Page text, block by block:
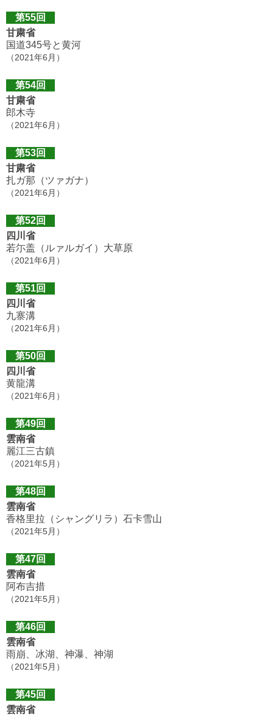
第55回
甘粛省
国道345号と黄河
（2021年6月）
第54回
甘粛省
郎木寺
（2021年6月）
第53回
甘粛省
扎ガ那（ツァガナ）
（2021年6月）
第52回
四川省
若尓盖（ルァルガイ）大草原
（2021年6月）
第51回
四川省
九寨溝
（2021年6月）
第50回
四川省
黄龍溝
（2021年6月）
第49回
雲南省
麗江三古鎮
（2021年5月）
第48回
雲南省
香格里拉（シャングリラ）石卡雪山
（2021年5月）
第47回
雲南省
阿布吉措
（2021年5月）
第46回
雲南省
雨崩、冰湖、神瀑、神湖
（2021年5月）
第45回
雲南省